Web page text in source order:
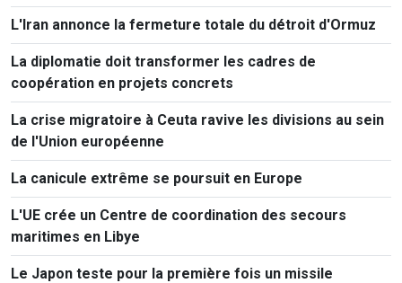
L'Iran annonce la fermeture totale du détroit d'Ormuz
La diplomatie doit transformer les cadres de
coopération en projets concrets
La crise migratoire à Ceuta ravive les divisions au sein
de l'Union européenne
La canicule extrême se poursuit en Europe
L'UE crée un Centre de coordination des secours
maritimes en Libye
Le Japon teste pour la première fois un missile